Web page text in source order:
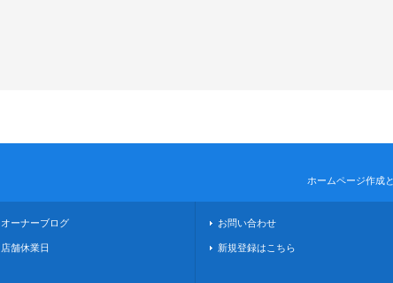
ホームページ作成
オーナーブログ
店舗休業日
お問い合わせ
新規登録はこちら